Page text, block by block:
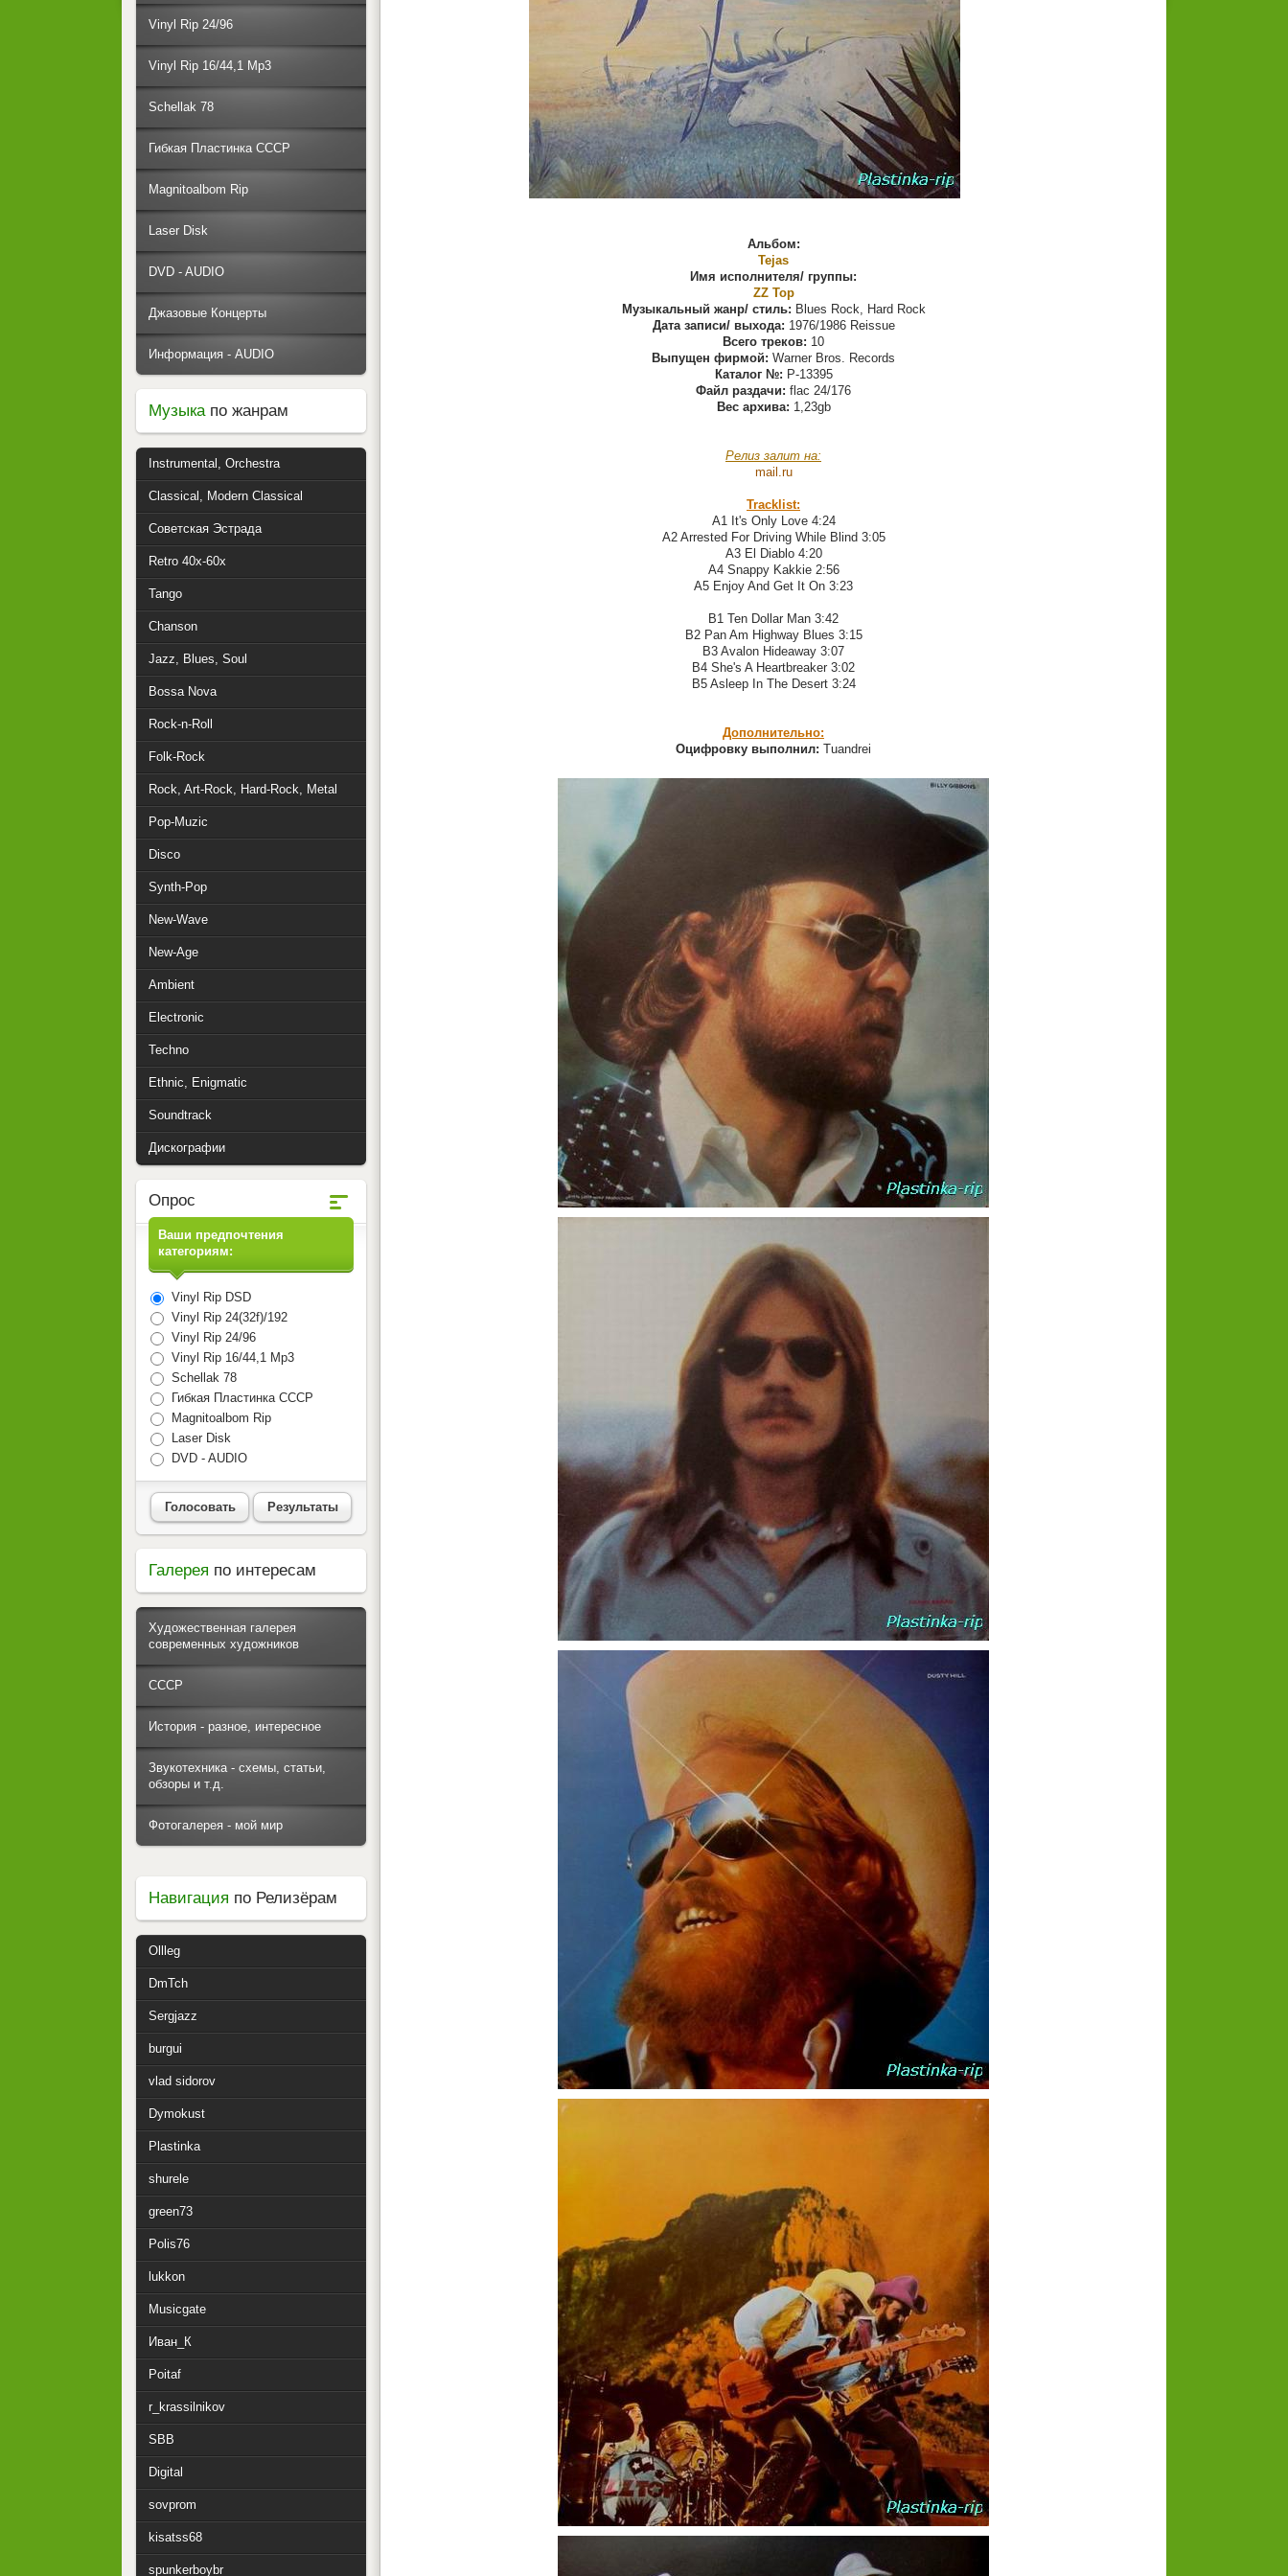
Альбом:
Tejas
Имя исполнителя/ группы:
ZZ Top
Музыкальный жанр/ стиль: Blues Rock, Hard Rock
Дата записи/ выхода: 1976/1986 Reissue
Всего треков: 10
Выпущен фирмой: Warner Bros. Records
Каталог №: P-13395
Файл раздачи: flac 24/176
Вес архива: 1,23gb
Релиз залит на:
mail.ru
Tracklist:
A1 It's Only Love 4:24
A2 Arrested For Driving While Blind 3:05
A3 El Diablo 4:20
A4 Snappy Kakkie 2:56
A5 Enjoy And Get It On 3:23
B1 Ten Dollar Man 3:42
B2 Pan Am Highway Blues 3:15
B3 Avalon Hideaway 3:07
B4 She's A Heartbreaker 3:02
B5 Asleep In The Desert 3:24
Дополнительно:
Оцифровку выполнил: Tuandrei
Vinyl Rip 24/96
Vinyl Rip 16/44,1 Mp3
Schellak 78
Гибкая Пластинка СССР
Magnitoalbom Rip
Laser Disk
DVD - AUDIO
Джазовые Концерты
Информация - AUDIO
Музыкапо жанрам
Instrumental, Orchestra
Classical, Modern Classical
Советская Эстрада
Retro 40x-60x
Tango
Chanson
Jazz, Blues, Soul
Bossa Nova
Rock-n-Roll
Folk-Rock
Rock, Art-Rock, Hard-Rock, Metal
Pop-Muzic
Disco
Synth-Pop
New-Wave
New-Age
Ambient
Electronic
Techno
Ethnic, Enigmatic
Soundtrack
Дискографии
Опрос
Ваши предпочтения
категориям:
Vinyl Rip DSD
Vinyl Rip 24(32f)/192
Vinyl Rip 24/96
Vinyl Rip 16/44,1 Mp3
Schellak 78
Гибкая Пластинка СССР
Magnitoalbom Rip
Laser Disk
DVD - AUDIO
Голосовать Результаты
Галерея по интересам
Художественная галерея
современных художников
СССР
История - разное, интересное
Звукотехника - схемы, статьи,
обзоры и т.д.
Фотогалерея - мой мир
Навигация по Релизёрам
Ollleg
DmTch
Sergjazz
burgui
vlad sidorov
Dymokust
Plastinka
shurele
green73
Polis76
lukkon
Musicgate
Иван_К
Poitaf
r_krassilnikov
SBB
Digital
sovprom
kisatss68
spunkerboybr